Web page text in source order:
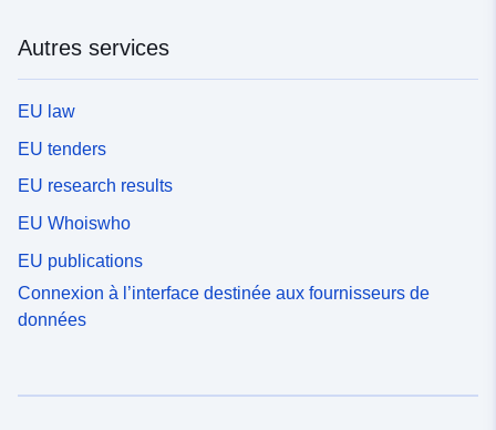
Autres services
EU law
EU tenders
EU research results
EU Whoiswho
EU publications
Connexion à l’interface destinée aux fournisseurs de
données